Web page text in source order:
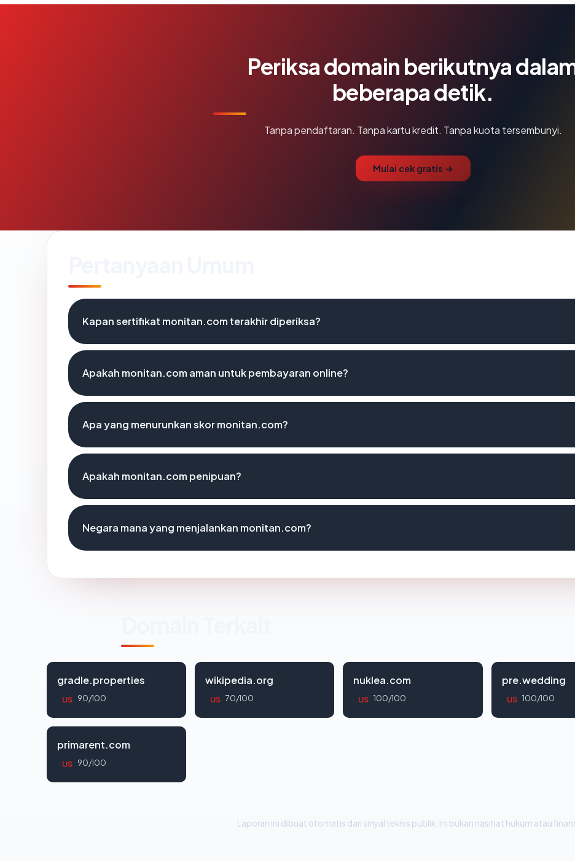
Periksa domain berikutnya
beberapa detik.
Tanpa pendaftaran. Tanpa kartu kredit. Tanpa kuota tersembunyi.
Mulai cek gratis →
Kapan sertifikat monitan.com terakhir diperiksa?
Apakah monitan.com aman untuk pembayaran online?
Apa yang menurunkan skor monitan.com?
Apakah monitan.com penipuan?
Negara mana yang menjalankan monitan.com?
gradle.properties
US 90/100
wikipedia.org
US 70/100
nuklea.com
US 100/100
pre.wedding
US 100/100
primarent.com
US 90/100
Laporan ini dibuat otomatis dari sinyal teknis publik. Ini bukan nasihat hukum atau